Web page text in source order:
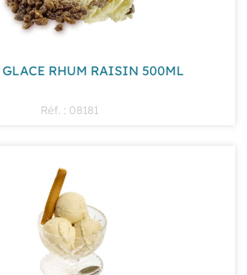
RHUM RAISIN 500ML
Réf. : 08181